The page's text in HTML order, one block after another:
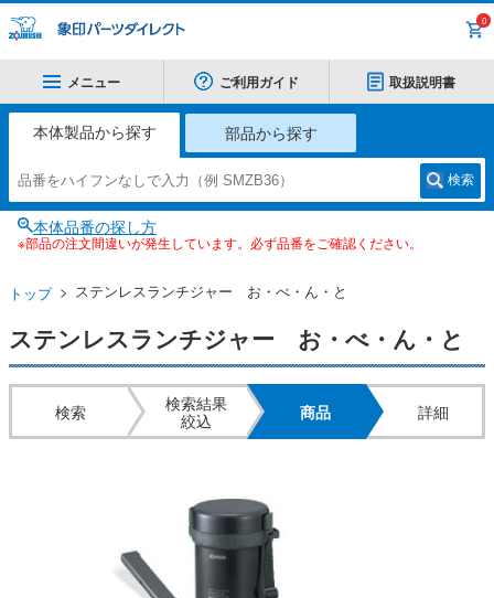
0
メニュー ご利用ガイド 取扱説明書
本体製品から探す 部品から探す
検索
本体品番の探し方
※部品の注文間違いが発生しています。必ず品番をご確認ください。
トップ ステンレスランチジャー お・べ・ん・と
ステンレスランチジャー お・べ・ん・と
検索
検索結果
絞込
商品 詳細